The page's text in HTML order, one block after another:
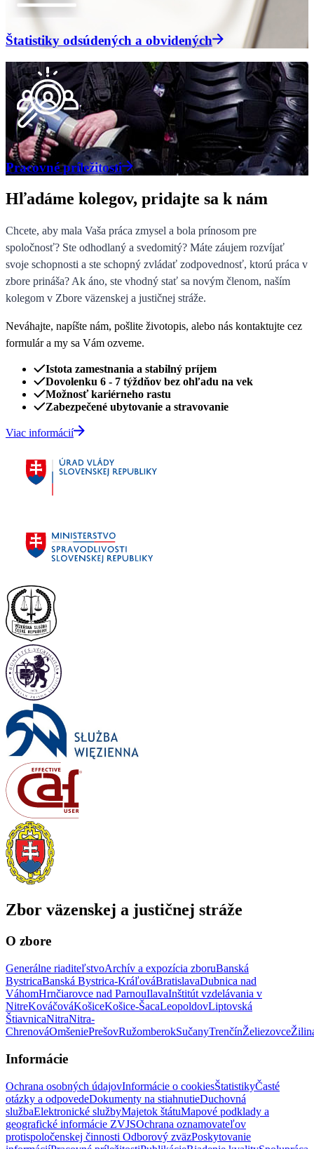
Štatistiky odsúdených a obvidených
Pracovné príležitosti
Hľadáme kolegov, pridajte sa k nám
Chcete, aby mala Vaša práca zmysel a bola prínosom pre
spoločnosť? Ste odhodlaný a svedomitý? Máte záujem rozvíjať
svoje schopnosti a ste schopný zvládať zodpovednosť, ktorú práca v
zbore prináša? Ak áno, ste vhodný stať sa novým členom, naším
kolegom v Zbore väzenskej a justičnej stráže.
Neváhajte, napíšte nám, pošlite životopis, alebo nás kontaktujte cez
formulár a my sa Vám ozveme.
Istota zamestnania a stabilný príjem
Dovolenku 6 - 7 týždňov bez ohľadu na vek
Možnosť kariérneho rastu
Zabezpečené ubytovanie a stravovanie
Viac informácií
Zbor väzenskej a justičnej stráže
O zbore
Generálne riaditeľstvoArchív a expozícia zboruBanská
BystricaBanská Bystrica-KráľováBratislavaDubnica nad
VáhomHrnčiarovce nad ParnouIlavaInštitút vzdelávania v
NitreKováčováKošiceKošice-ŠacaLeopoldovLiptovská
ŠtiavnicaNitraNitra-
ChrenováOmšeniePrešovRužomberokSučanyTrenčínŽeliezovce
Informácie
Ochrana osobných údajovInformácie o cookiesŠtatistikyČasté
otázky a odpovedeDokumenty na stiahnutieDuchovná
službaElektronické službyMajetok štátuMapové podklady a
geografické informácie ZVJSOchrana oznamovateľov
protispoločenskej činnosti Odborový zväzPoskytovanie